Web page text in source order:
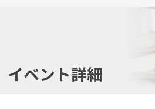
イベント詳細